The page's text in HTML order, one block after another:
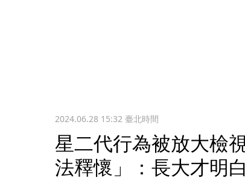
2024.06.28 15:32臺北時間
星二代行為被放大檢
法釋懷」：長大才明白